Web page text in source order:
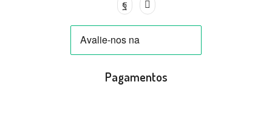
Pagamentos